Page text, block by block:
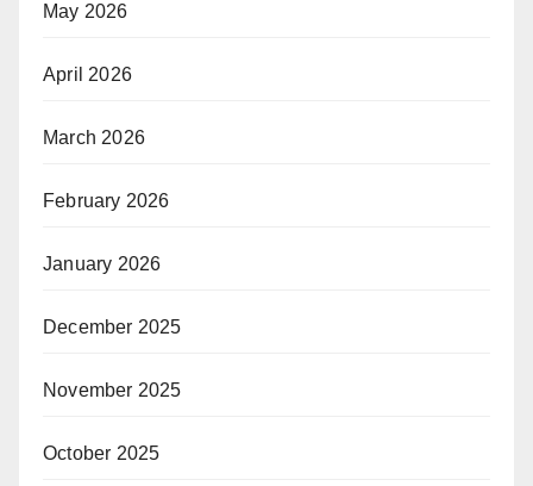
May 2026
April 2026
March 2026
February 2026
January 2026
December 2025
November 2025
October 2025